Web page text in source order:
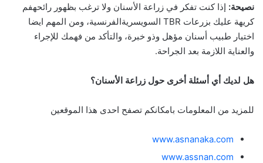
نصيحة: إذا كنت تفكر في زراعة الأسنان ولا ترغب بظهور رائحهفم
كريهة عليك بزرعات TBR السويسريةالفرنسية، ومن المهم ايضا
اختيار طبيب أسنان مؤهل وذو خبرة، والتأكد من فهمك للإجراء
والعناية اللازمة بعد الجراحة.
هل لديك أي أسئلة أخرى حول زراعة الأسنان؟
للمزيد من المعلومات بامكانكم تصفح احدى هذا الموقعين
www.asnanaka.com
www.assnan.com